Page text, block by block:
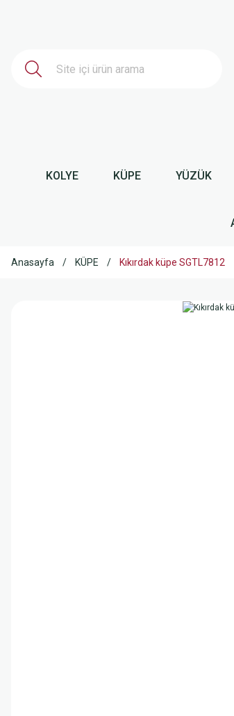
KOLYE KÜPE YÜZÜK
Anasayfa KÜPE Kıkırdak küpe SGTL7812